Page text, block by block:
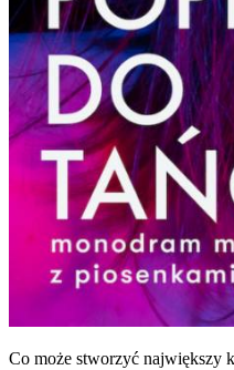
Co może stworzyć największy